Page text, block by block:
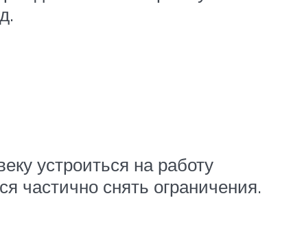
устроиться на работу
частично снять ограничения.